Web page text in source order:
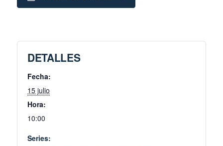
DETALLES
Fecha:
15 julio
Hora:
10:00
Series: